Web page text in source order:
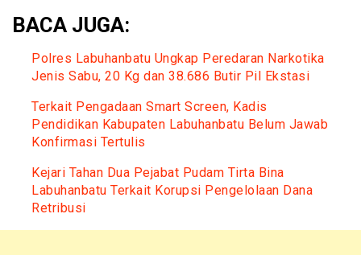
BACA JUGA:
Polres Labuhanbatu Ungkap Peredaran Narkotika
Jenis Sabu, 20 Kg dan 38.686 Butir Pil Ekstasi
Terkait Pengadaan Smart Screen, Kadis
Pendidikan Kabupaten Labuhanbatu Belum Jawab
Konfirmasi Tertulis
Kejari Tahan Dua Pejabat Pudam Tirta Bina
Labuhanbatu Terkait Korupsi Pengelolaan Dana
Retribusi